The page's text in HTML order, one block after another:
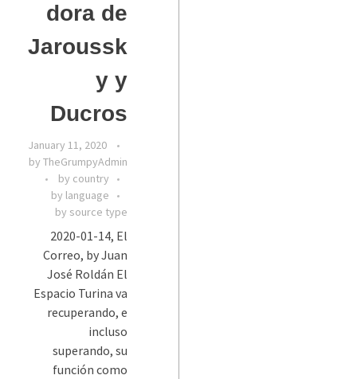
dora de
Jaroussk
y y
Ducros
January 11, 2020
by TheGrumpyAdmin
by country
by language
by source type
2020-01-14, El
Correo, by Juan
José Roldán El
Espacio Turina va
recuperando, e
incluso
superando, su
función como